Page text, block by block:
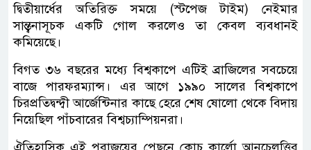
দ্বিতীয়ার্ধের অতিরিক্ত সময়ে (স্টপেজ টাইম) নেইমার
সান্ত্বনাসূচক একটি গোল করলেও তা কেবল ব্যবধানই
কমিয়েছে।
বিগত ৩৬ বছরের মধ্যে বিশ্বকাপে এটিই ব্রাজিলের সবচেয়ে
বাজে পারফরম্যান্স। এর আগে ১৯৯০ সালের বিশ্বকাপে
চিরপ্রতিদ্বন্দ্বী আর্জেন্টিনার কাছে হেরে শেষ ষোলো থেকে বিদায়
নিয়েছিল পাঁচবারের বিশ্বচ্যাম্পিয়নরা।